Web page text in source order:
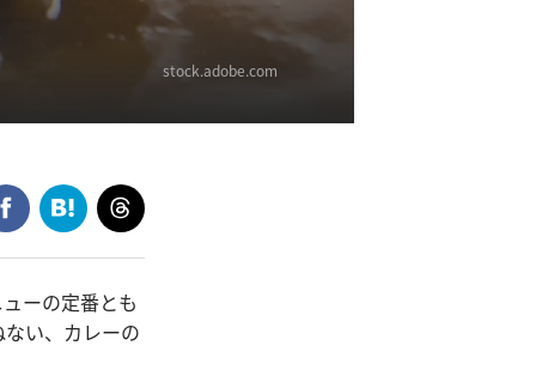
stock.adobe.com
ーの定番とも
い、カレーの